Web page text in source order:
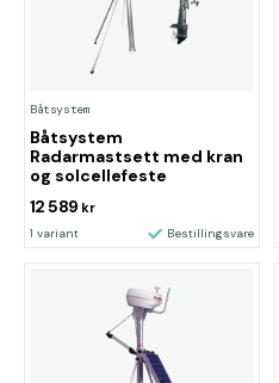
Båtsystem
Båtsystem
Radarmastsett med kran
og solcellefeste
12 589 kr
1 variant Bestillingsvare